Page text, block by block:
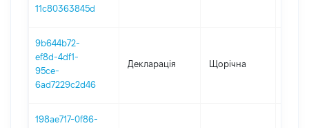
11c80363845d
9b644b72-
ef8d-4df1-
95ce-
6ad7229c2d46
Декларація Щорічна
198ae717-0f86-